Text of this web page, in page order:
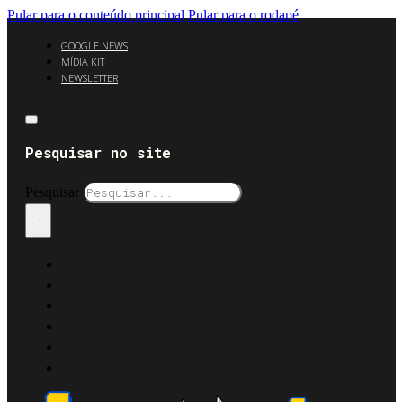
Pular para o conteúdo principal Pular para o rodapé
GOOGLE NEWS
MÍDIA KIT
NEWSLETTER
Pesquisar no site
Pesquisar